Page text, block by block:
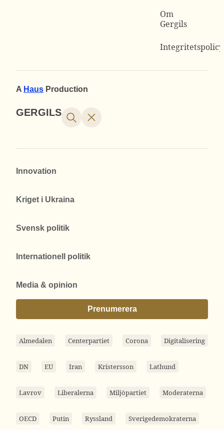
Om
Gergils
Integritetspolicy
A Haus Production
GERGILS
Innovation
Kriget i Ukraina
Svensk politik
Internationell politik
Media & opinion
Prenumerera
Almedalen Centerpartiet Corona Digitalisering
DN EU Iran Kristersson Lathund
Lavrov Liberalerna Miljöpartiet Moderaterna
OECD Putin Ryssland Sverigedemokraterna